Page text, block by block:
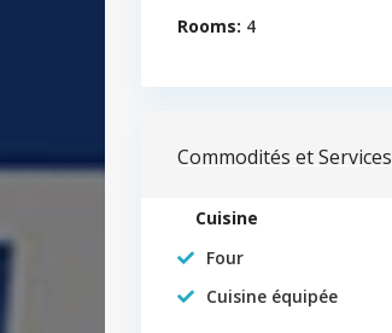
Rooms: 4
Commodités et Services
Cuisine
Four
Cuisine équipée